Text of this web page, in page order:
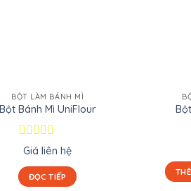
BỘT LÀM BÁNH MÌ
Bột Bánh Mì UniFlour
Được
xếp
hạng
0
Giá liên hệ
ĐỌC TIẾP